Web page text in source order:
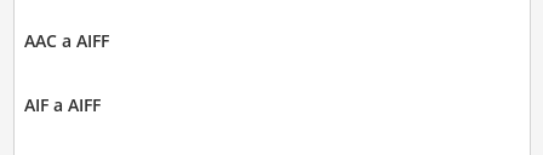
AAC a AIFF
AIF a AIFF